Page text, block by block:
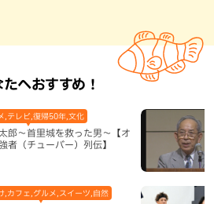
たへおすすめ！
郎～首里城を救った男～【オ
者（チューバー）列伝】
,テレビ,復帰50年,文化
,カフェ,グルメ,スイーツ,自然